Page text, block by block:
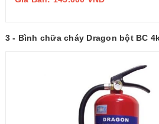
3 - Bình chữa cháy Dragon bột BC